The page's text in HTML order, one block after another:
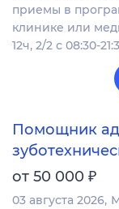
приемы в
клинике или
12ч, 2/2 с 08:30-
Помощник
от 50 000 ₽
03 августа 2026